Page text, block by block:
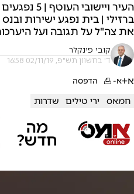
העיר
ברזילי | בית נפגע ישירות
את צה"ל על תגובה ועל
קובי פינקלר
ד' בחשוון תש"פ, 02/11/19 16:58
א+א- הדפסה
חמאס ירי טילים שדרות